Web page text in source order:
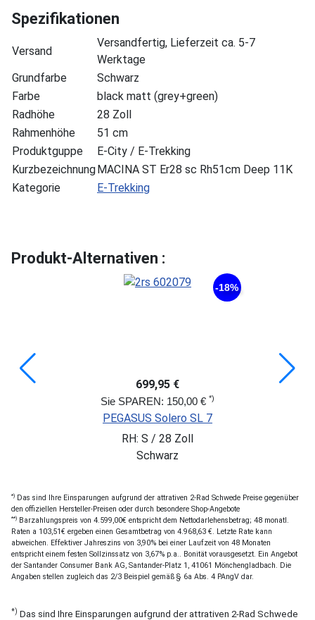
Spezifikationen
Versand
Versandfertig, Lieferzeit ca. 5-7
Werktage
Grundfarbe
Schwarz
Farbe
black matt (grey+green)
Radhöhe
28 Zoll
Rahmenhöhe
51 cm
Produktguppe
E-City / E-Trekking
KurzbezeichnungMACINA ST Er28 sc Rh51cm Deep 11K
Kategorie
E-Trekking
Produkt-Alternativen :
-18%
699,95 €
Sie SPAREN: 150,00 € *)
PEGASUS Solero SL 7
RH: S / 28 Zoll
Schwarz
*) Das sind Ihre Einsparungen aufgrund der attrativen 2-Rad Schwede Preise gegenüber
den offiziellen Hersteller-Preisen oder durch besondere Shop-Angebote
**) Barzahlungspreis von 4.599,00€ entspricht dem Nettodarlehensbetrag; 48 monatl.
Raten a 103,51€ ergeben einen Gesamtbetrag von 4.968,63 €. Letzte Rate kann
abweichen. Effektiver Jahreszins von 3,90% bei einer Laufzeit von 48 Monaten
entspricht einem festen Sollzinssatz von 3,67% p.a.. Bonität vorausgesetzt. Ein Angebot
der Santander Consumer Bank AG, Santander-Platz 1, 41061 Mönchengladbach. Die
Angaben stellen zugleich das 2/3 Beispiel gemäß § 6a Abs. 4 PAngV dar.
*) Das sind Ihre Einsparungen aufgrund der attrativen 2-Rad Schwede